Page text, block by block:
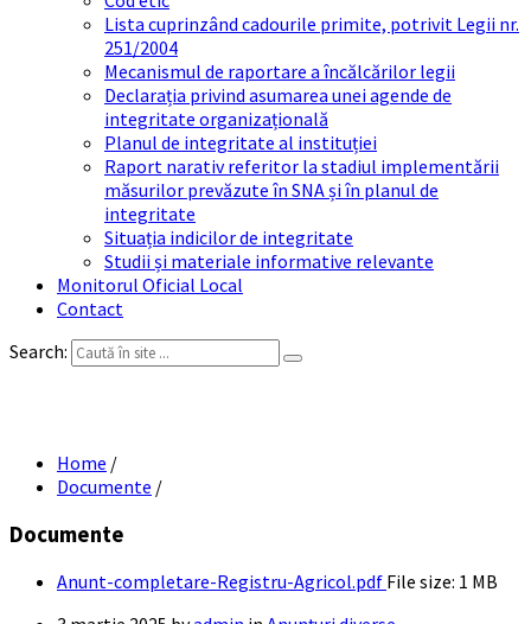
Lista cuprinzând cadourile primite, potrivit Legii nr.
251/2004
Mecanismul de raportare a încălcărilor legii
Declarația privind asumarea unei agende de
integritate organizațională
Planul de integritate al instituției
Raport narativ referitor la stadiul implementării
măsurilor prevăzute în SNA și în planul de
integritate
Situația indicilor de integritate
Studii și materiale informative relevante
Monitorul Oficial Local
Contact
Search:
Home /
Documente /
Documente
Anunt-completare-Registru-Agricol.pdf File size: 1 MB